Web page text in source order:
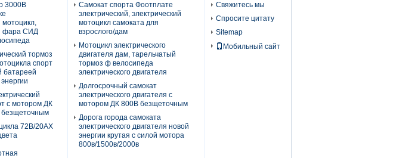
3000В
мотоцикл,
фара СИД
тормоз
спорт
батареей
с мотором ДК
72В/20АХ
Самокат спорта Фоотплате
электрический, электрический
мотоцикл самоката для
взрослого/дам
Мотоцикл электрического
двигателя дам, тарельчатый
тормоз ф велосипеда
электрического двигателя
Долгосрочный самокат
электрического двигателя с
мотором ДК 800В безщеточным
Дорога города самоката
электрического двигателя новой
энергии крутая с силой мотора
800в/1500в/2000в
Свяжитесь мы
Спросите цитату
Sitemap
Мобильный сайт